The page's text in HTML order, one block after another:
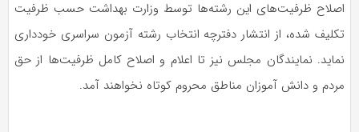
اصلاح ظرفیت‌های این رشته‌ها توسط وزارت بهداشت حسب ظرفیت
تکلیف شده، از انتشار دفترچه انتخاب رشته آزمون سراسری خودداری
نماید. نمایندگان مجلس نیز تا اعلام و اصلاح کامل ظرفیت‌ها از حق
مردم و دانش آموزان مناطق محروم کوتاه نخواهند آمد.